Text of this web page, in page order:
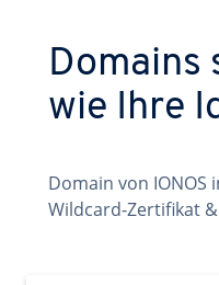
Domains
wie Ihre
Domain von IONOS
Wildcard-Zertifikat